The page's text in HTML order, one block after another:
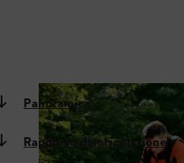
Panoramica
Rapporto di miscelazione